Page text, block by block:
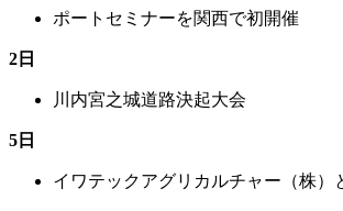
ポートセミナーを関西で初開催
2日
川内宮之城道路決起大会
5日
イワテックアグリカルチャー（株）